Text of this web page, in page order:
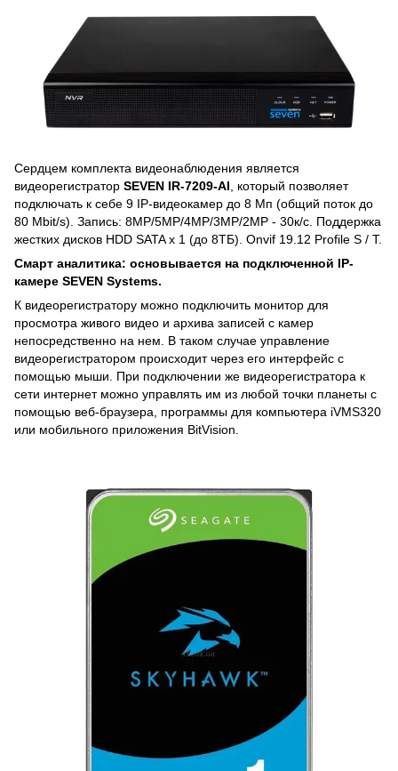
Сердцем комплекта видеонаблюдения является
видеорегистратор SEVEN IR-7209-AI , который позволяет
подключать к себе 9 IP-видеокамер до 8 Мп (общий поток до
80 Mbit/s). Запись: 8MP/5MP/4MP/3MP/2MP - 30к/c. Поддержка
жестких дисков HDD SATA x 1 (до 8ТБ). Onvif 19.12 Profile S / T.
Смарт аналитика: основывается на подключенной IP-
камере SEVEN Systems.
К видеорегистратору можно подключить монитор для
просмотра живого видео и архива записей с камер
непосредственно на нем. В таком случае управление
видеорегистратором происходит через его интерфейс с
помощью мыши. При подключении же видеорегистратора к
сети интернет можно управлять им из любой точки планеты с
помощью веб-браузера, программы для компьютера iVMS320
или мобильного приложения BitVision.